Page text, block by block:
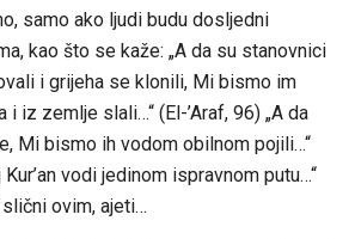
samo ako ljudi budu dosljedni
kao što se kaže: „A da su stanovnici
i grijeha se klonili, Mi bismo im
iz zemlje slali…“ (El-’Araf, 96) „A da
Mi bismo ih vodom obilnom pojili…“
Kur’an vodi jedinom ispravnom putu…“
ovim, ajeti…